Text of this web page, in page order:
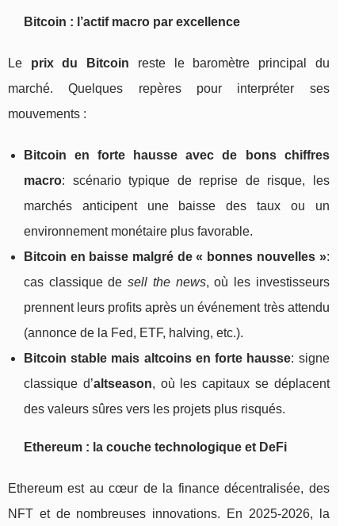
Bitcoin : l’actif macro par excellence
Le prix du Bitcoin reste le baromètre principal du
marché. Quelques repères pour interpréter ses
mouvements :
Bitcoin en forte hausse avec de bons chiffres
macro: scénario typique de reprise de risque, les
marchés anticipent une baisse des taux ou un
environnement monétaire plus favorable.
Bitcoin en baisse malgré de « bonnes nouvelles »:
cas classique desell the news, où les investisseurs
prennent leurs profits après un événement très attendu
(annonce de la Fed, ETF, halving, etc.).
Bitcoin stable mais altcoins en forte hausse: signe
classique d’altseason, où les capitaux se déplacent
des valeurs sûres vers les projets plus risqués.
Ethereum : la couche technologique et DeFi
Ethereum est au cœur de la finance décentralisée, des
NFT et de nombreuses innovations. En 2025‑2026, la